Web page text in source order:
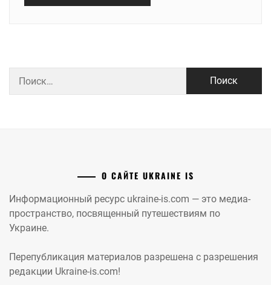
О САЙТЕ UKRAINE IS
Информационный ресурс ukraine-is.com — это медиа-
пространство, посвященный путешествиям по
Украине.
Перепубликация материалов разрешена с разрешения
редакции Ukraine-is.com!